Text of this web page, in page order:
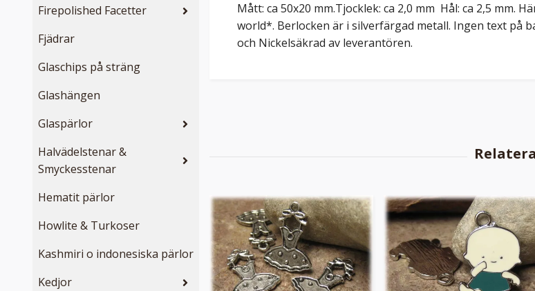
Firepolished Facetter
Fjädrar
Glaschips på sträng
Glashängen
Glaspärlor
Halvädelstenar &
Smyckesstenar
Hematit pärlor
Howlite & Turkoser
Kashmiri o indonesiska pärlor
Kedjor
Mått: ca 50x20 mm.Tjocklek: ca 2,0 mm Hål: ca 2,5 mm.
world*. Berlocken är i silverfärgad metall. Ingen text på
och Nickelsäkrad av leverantören.